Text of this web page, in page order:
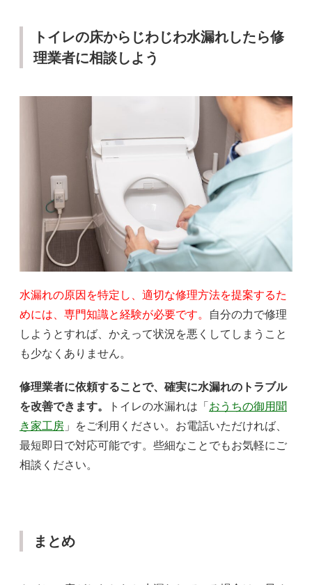
トイレの床からじわじわ水漏れしたら修
理業者に相談しよう
水漏れの原因を特定し、適切な修理方法を提案するた
めには、専門知識と経験が必要です。
自分の力で修理
しようとすれば、かえって状況を悪くしてしまうこと
も少なくありません。
修理業者に依頼することで、確実に水漏れのトラブル
を改善できます。
トイレの水漏れは「 おうちの御用聞
き家工房 」をご利用ください。お電話いただければ、
最短即日で対応可能です。些細なことでもお気軽にご
相談ください。
まとめ